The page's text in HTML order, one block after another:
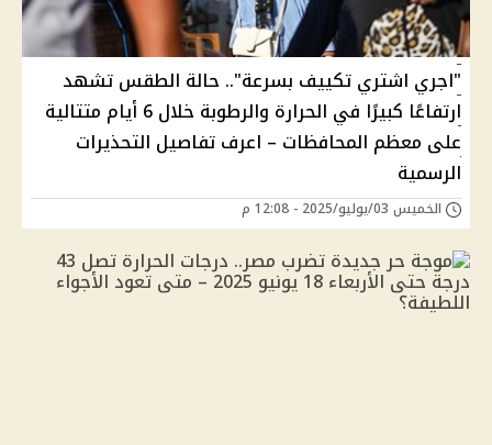
"اجري اشتري تكييف بسرعة".. حالة الطقس تشهد
ارتفاعًا كبيرًا في الحرارة والرطوبة خلال 6 أيام متتالية
على معظم المحافظات – اعرف تفاصيل التحذيرات
الرسمية
الخميس 03/يوليو/2025 - 12:08 م